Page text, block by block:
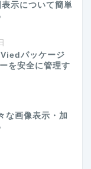
示について簡単
パッケージ
を安全に管理す
な画像表示・加